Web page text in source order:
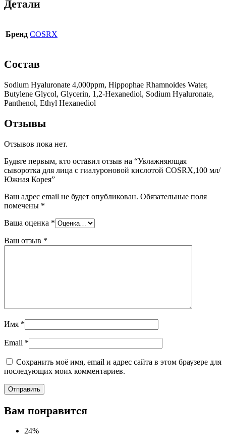
Детали
Бренд COSRX
Состав
Sodium Hyaluronate 4,000ppm, Hippophae Rhamnoides Water,
Butylene Glycol, Glycerin, 1,2-Hexanediol, Sodium Hyaluronate,
Panthenol, Ethyl Hexanediol
Отзывы
Отзывов пока нет.
Будьте первым, кто оставил отзыв на “Увлажняющая
сыворотка для лица с гиалуроновой кислотой COSRX,100 мл/
Южная Корея”
Ваш адрес email не будет опубликован. Обязательные поля
помечены *
Ваша оценка *
Ваш отзыв *
Имя *
Email *
Сохранить моё имя, email и адрес сайта в этом браузере для
последующих моих комментариев.
Вам понравится
24%